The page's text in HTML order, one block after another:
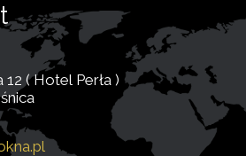
12 ( Hotel Perła )